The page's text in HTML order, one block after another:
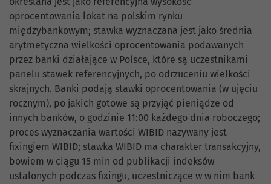
oprocentowania lokat na polskim rynku
międzybankowym; stawka wyznaczana jest jako średnia
arytmetyczna wielkości oprocentowania podawanych
przez banki działające w Polsce, które są uczestnikami
panelu stawek referencyjnych, po odrzuceniu wielkości
skrajnych. Banki podają stawki oprocentowania (w ujęciu
rocznym), po jakich gotowe są przyjąć pieniądze od
innych banków, o godzinie 11:00 każdego dnia roboczego;
proces wyznaczania wartości WIBID nazywany jest
fixingiem WIBID; stawka WIBID ma charakter transakcyjny,
bowiem w ciągu 15 min od publikacji indeksów
ustalonych podczas fixingu, uczestniczące w w nim bank